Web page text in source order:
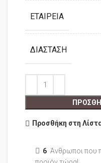
ΕΤΑΙΡΕΊΑ
ΔΙΆΣΤΑΣΗ
Προσθήκη στη
6 Άνθρωποι που